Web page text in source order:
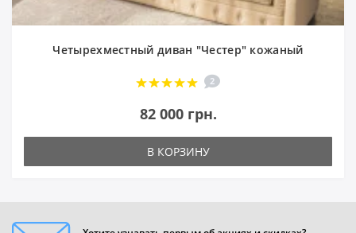
Четырехместный диван "Честер" кожаный
2
82 000 грн.
В КОРЗИНУ